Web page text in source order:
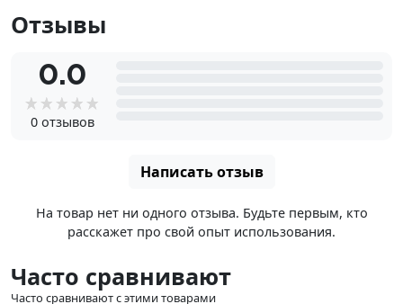
Отзывы
0.0
0 отзывов
Написать отзыв
На товар нет ни одного отзыва. Будьте первым, кто
расскажет про свой опыт использования.
Часто сравнивают
Часто сравнивают с этими товарами